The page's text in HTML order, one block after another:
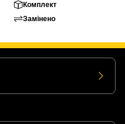
Комплект
Замінено